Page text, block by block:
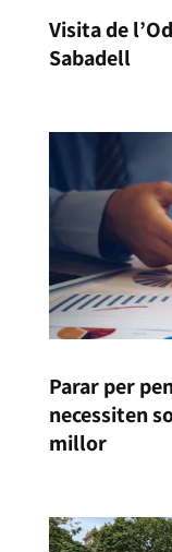
Visita de
Sabadell
Parar per
necessiten
millor